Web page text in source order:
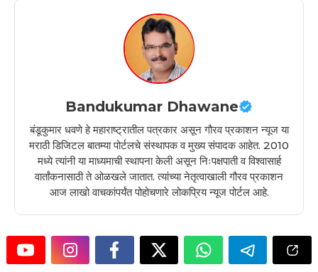
Bandukumar Dhawane
बंडूकुमार धवणे हे महाराष्ट्रातील पत्रकार असून गौरव प्रकाशन न्यूज या
मराठी डिजिटल बातम्या पोर्टलचे संस्थापक व मुख्य संपादक आहेत. 2010
मध्ये त्यांनी या माध्यमाची स्थापना केली असून निःपक्षपाती व विश्वासार्ह
वार्तांकनासाठी ते ओळखले जातात. त्यांच्या नेतृत्वाखाली गौरव प्रकाशन
आज लाखो वाचकांपर्यंत पोहोचणारे लोकप्रिय न्यूज पोर्टल आहे.